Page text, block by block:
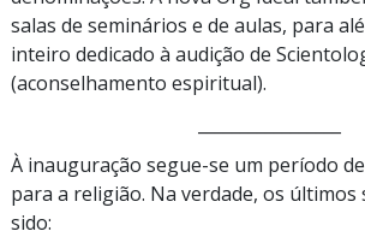
salas de seminários e de aulas, para
inteiro dedicado à audição de
(aconselhamento espiritual).
À inauguração segue-se um período
para a religião. Na verdade, os últimos
sido: